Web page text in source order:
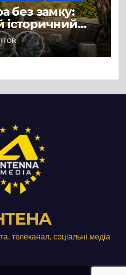
без замку:
історичний
телеканал, соціальні медіа